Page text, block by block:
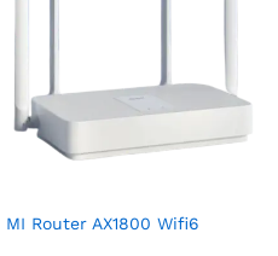
MI Router AX1800 Wifi6